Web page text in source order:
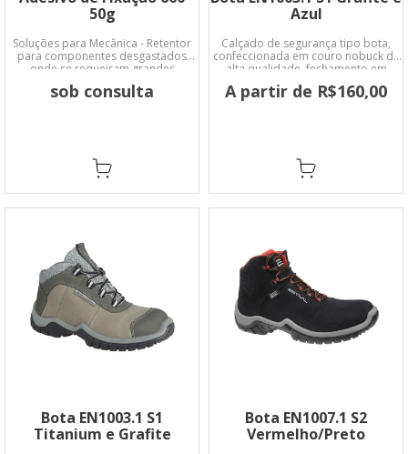
50g
Soluções para Mecânica - Retentor
para componentes desgastados
onde se requeiram grandes
enchimentos de folgas.
sob consulta
Azul
Calçado de segurança tipo bota,
confeccionada em couro nobuck de
alta qualidade, fechamento em
atacador, forro em material não
tecido, palmilha de montagem fixada
A partir de R$160,00
Bota EN1003.1 S1
Titanium e Grafite
Bota EN1007.1 S2
Vermelho/Preto